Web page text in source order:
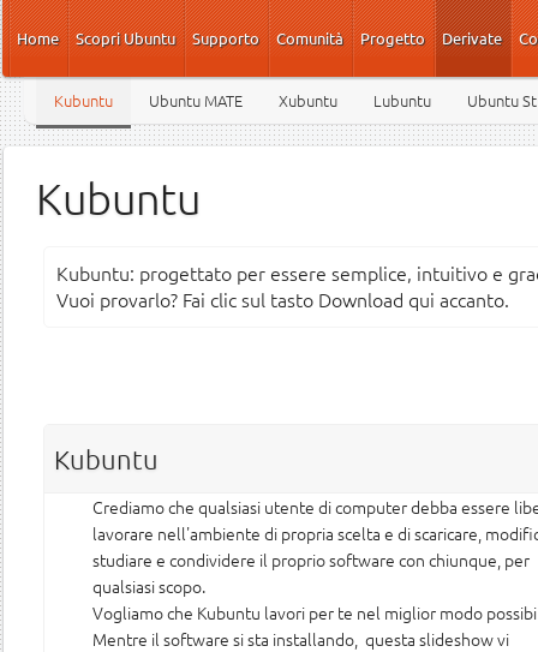
Salta al contenuto principale
Home
Scopri Ubuntu Supporto Comunità Progetto Derivate
Kubuntu Ubuntu MATE Xubuntu Lubuntu Ubuntu
Kubuntu
Kubuntu: progettato per essere semplice, intuitivo e
Vuoi provarlo? Fai clic sul tasto Download qui accanto.
Kubuntu
Crediamo che qualsiasi utente di computer debba essere
lavorare nell'ambiente di propria scelta e di scaricare,
studiare e condividere il proprio software con chiunque, per
qualsiasi scopo.
Vogliamo che Kubuntu lavori per te nel miglior modo
Mentre il software si sta installando, questa slideshow vi